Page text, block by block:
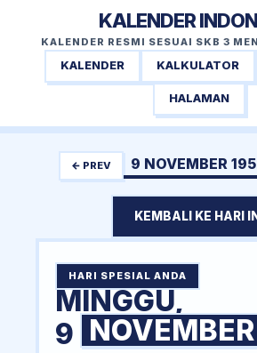
KALENDER
KALENDER RESMI SESUAI SKB 3
KALENDER KALKULATOR
HALAMAN
← PREV 9 NOVEMBER
KEMBALI KE HARI INI
HARI SPESIAL ANDA
MINGGU,
9 NOVEMBER